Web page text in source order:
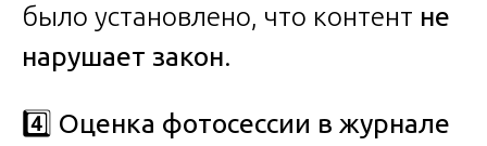
было установлено, что контент не
нарушает закон.
4️⃣ Оценка фотосессии в журнале